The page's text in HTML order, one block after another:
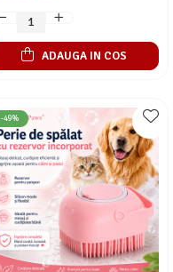
ADAUGA IN COS
-49%